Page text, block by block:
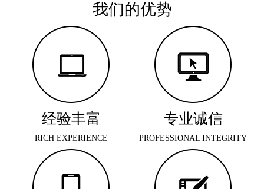
我们的优势
经验丰富
RICH EXPERIENCE
专业诚信
PROFESSIONAL INTEGRITY